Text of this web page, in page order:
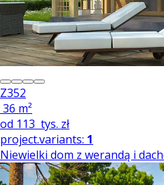
Z352
36 m²
od 113 tys. zł
project.variants: 1
Niewielki dom z werandą i